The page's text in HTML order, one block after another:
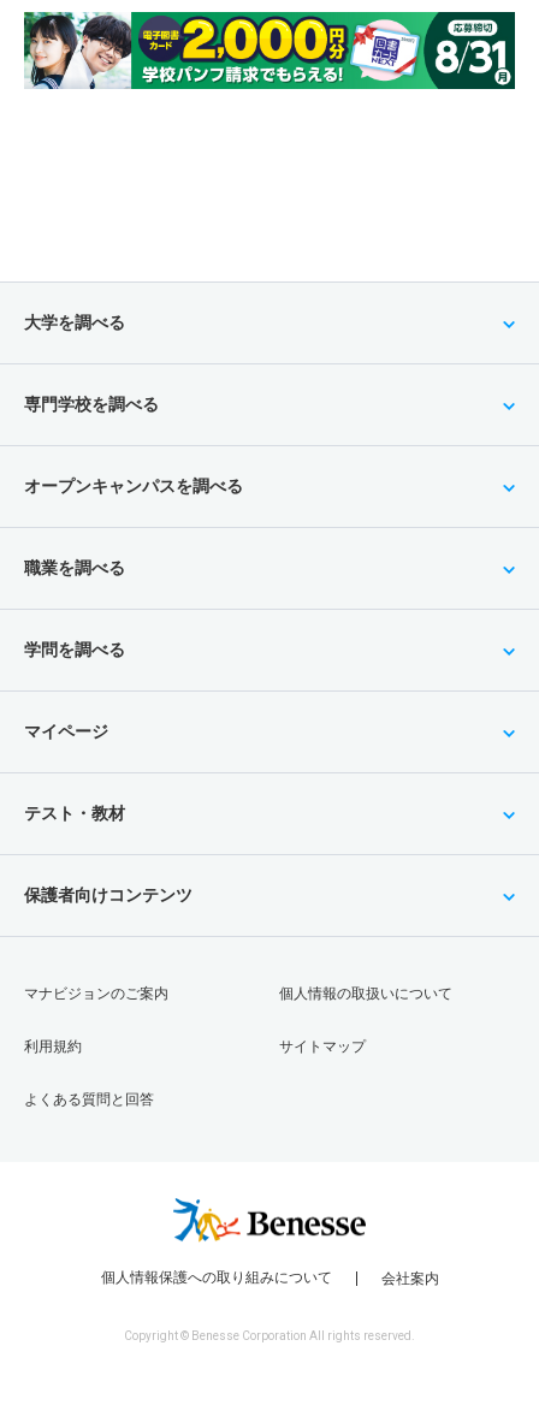
大学を調べる
専門学校を調べる
オープンキャンパスを調べる
職業を調べる
学問を調べる
マイページ
テスト・教材
保護者向けコンテンツ
マナビジョンのご案内
利用規約
よくある質問と回答
個人情報の取扱いについて
サイトマップ
個人情報保護への取り組みについて 会社案内
Copyright © Benesse Corporation All rights reserved.